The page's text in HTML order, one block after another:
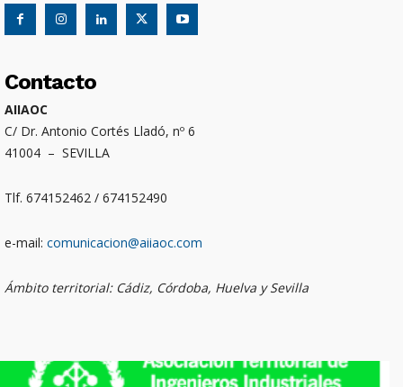
Contacto
AIIAOC
C/ Dr. Antonio Cortés Lladó, nº 6
41004 – SEVILLA
Tlf. 674152462 / 674152490
e-mail: comunicacion@aiiaoc.com
Ámbito territorial: Cádiz, Córdoba, Huelva y Sevilla